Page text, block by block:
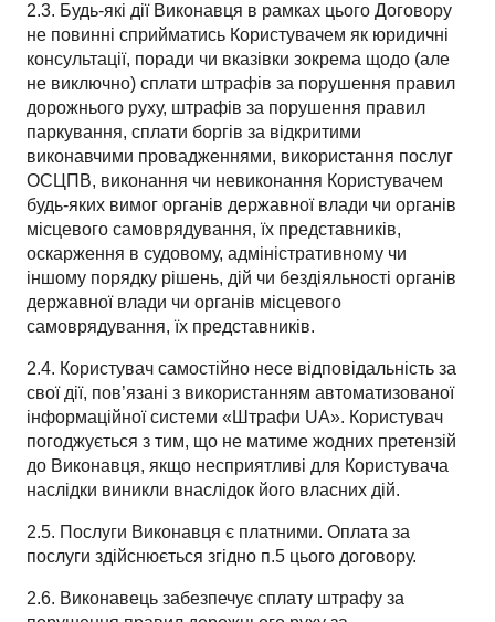
2.3. Будь-які дії Виконавця в рамках цього Договору
не повинні сприйматись Користувачем як юридичні
консультації, поради чи вказівки зокрема щодо (але
не виключно) сплати штрафів за порушення правил
дорожнього руху, штрафів за порушення правил
паркування, сплати боргів за відкритими
виконавчими провадженнями, використання послуг
ОСЦПВ, виконання чи невиконання Користувачем
будь-яких вимог органів державної влади чи органів
місцевого самоврядування, їх представників,
оскарження в судовому, адміністративному чи
іншому порядку рішень, дій чи бездіяльності органів
державної влади чи органів місцевого
самоврядування, їх представників.
2.4. Користувач самостійно несе відповідальність за
свої дії, пов’язані з використанням автоматизованої
інформаційної системи «Штрафи UA». Користувач
погоджується з тим, що не матиме жодних претензій
до Виконавця, якщо несприятливі для Користувача
наслідки виникли внаслідок його власних дій.
2.5. Послуги Виконавця є платними. Оплата за
послуги здійснюється згідно п.5 цього договору.
2.6. Виконавець забезпечує сплату штрафу за